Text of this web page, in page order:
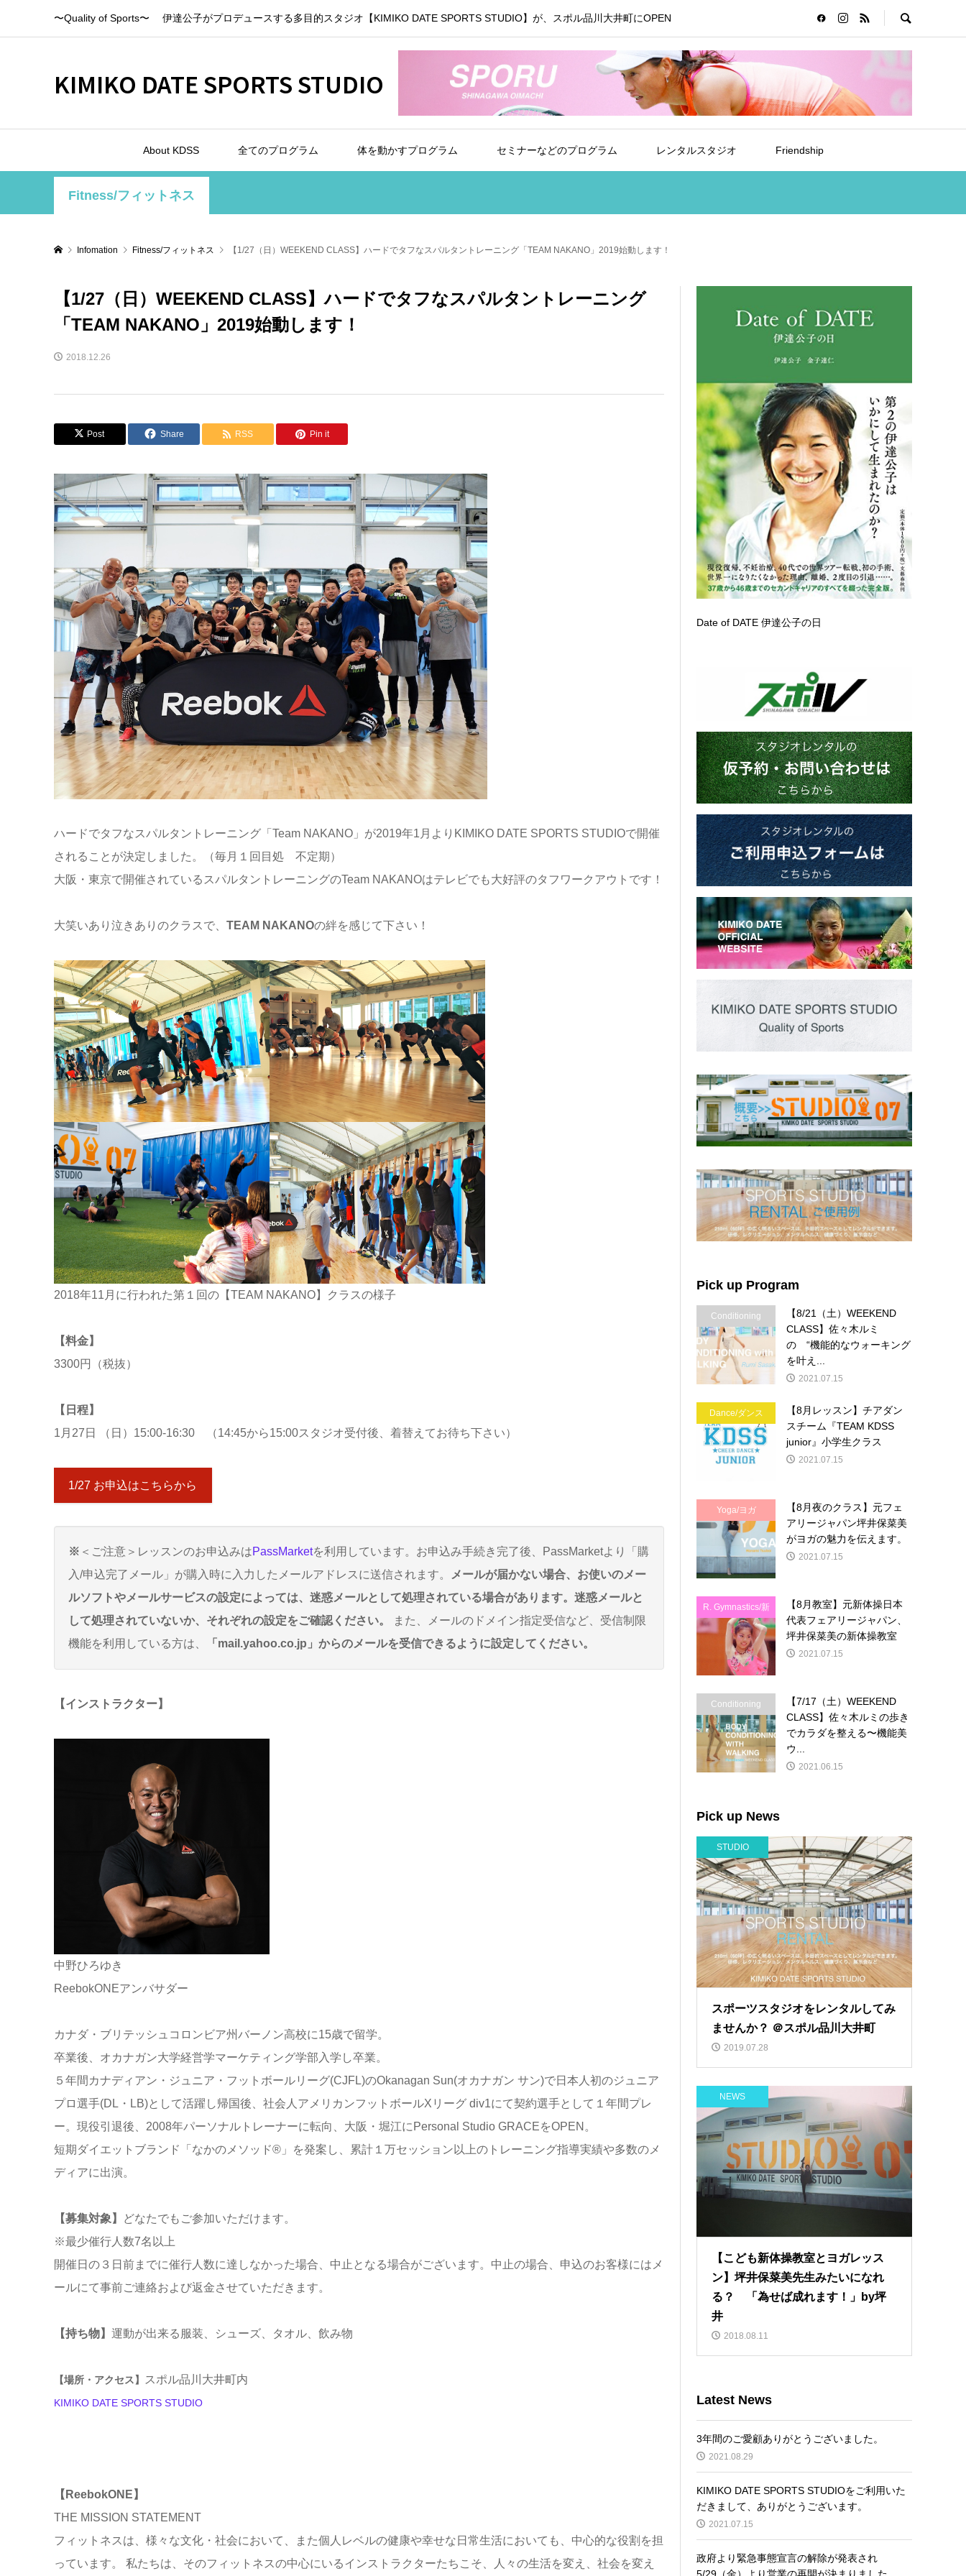
〜Quality of Sports〜 伊達公子がプロデュースする多目的スタジオ【KIMIKO DATE SPORTS STUDIO】が、スポル品川大井町にOPEN
KIMIKO DATE SPORTS STUDIO
About KDSS 全てのプログラム 体を動かすプログラム セミナーなどのプログラム レンタルスタジオ Friendship
Fitness/フィットネス
Infomation Fitness/フィットネス 【1/27（日）WEEKEND CLASS】ハードでタフなスパルタントレーニング「TEAM NAKANO」2019始動します！
【1/27（日）WEEKEND CLASS】ハードでタフなスパルタントレーニング
「TEAM NAKANO」2019始動します！
2018.12.26
Post Share RSS Pin it
ハードでタフなスパルタントレーニング「Team NAKANO」が2019年1月よりKIMIKO DATE SPORTS STUDIOで開催
されることが決定しました。（毎月１回目処 不定期）
大阪・東京で開催されているスパルタントレーニングのTeam NAKANOはテレビでも大好評のタフワークアウトです！
大笑いあり泣きありのクラスで、 TEAM NAKANOの絆を感じて下さい！
2018年11月に行われた第１回の【TEAM NAKANO】クラスの様子
【料金】
3300円（税抜）
【日程】
1月27日 （日）15:00-16:30 （14:45から15:00スタジオ受付後、着替えてお待ち下さい）
1/27 お申込はこちらから
※ ＜ご注意＞レッスンのお申込みはPassMarketを利用しています。お申込み手続き完了後、PassMarketより「購
入/申込完了メール」が購入時に入力したメールアドレスに送信されます。
メールが届かない場合、お使いのメー
ルソフトやメールサービスの設定によっては、迷惑メールとして処理されている場合があります。迷惑メールと
して処理されていないか、それぞれの設定をご確認ください。
また、メールのドメイン指定受信など、受信制限
機能を利用している方は、
「mail.yahoo.co.jp」からのメールを受信できるように設定してください。
【インストラクター】
中野ひろゆき
ReebokONEアンバサダー
カナダ・ブリテッシュコロンビア州バーノン高校に15歳で留学。
卒業後、オカナガン大学経営学マーケティング学部入学し卒業。
５年間カナディアン・ジュニア・フットボールリーグ(CJFL)のOkanagan Sun(オカナガン サン)で日本人初のジュニア
プロ選手(DL・LB)として活躍し帰国後、社会人アメリカンフットボールXリーグ div1にて契約選手として１年間プレ
ー。現役引退後、2008年パーソナルトレーナーに転向、大阪・堀江にPersonal Studio GRACEをOPEN。
短期ダイエットブランド「なかのメソッド®」を発案し、累計１万セッション以上のトレーニング指導実績や多数のメ
ディアに出演。
【募集対象】
どなたでもご参加いただけます。
※最少催行人数7名以上
開催日の３日前までに催行人数に達しなかった場合、中止となる場合がございます。中止の場合、申込のお客様にはメ
ールにて事前ご連絡および返金させていただきます。
【持ち物】 運動が出来る服装、シューズ、タオル、飲み物
【場所・アクセス】 スポル品川大井町内
KIMIKO DATE SPORTS STUDIO
【ReebokONE】
THE MISSION STATEMENT
フィットネスは、様々な文化・社会において、また個人レベルの健康や幸せな日常生活においても、中心的な役割を担
っています。 私たちは、そのフィットネスの中心にいるインストラクターたちこそ、人々の生活を変え、社会を変え
Date of DATE 伊達公子の日
Pick up Program
Conditioning
【8/21（土）WEEKEND
CLASS】佐々木ルミ
の “機能的なウォーキング
を叶え...
2021.07.15
Dance/ダンス
【8月レッスン】チアダン
スチーム『TEAM KDSS
junior』小学生クラス
2021.07.15
Yoga/ヨガ
【8月夜のクラス】元フェ
アリージャパン坪井保菜美
がヨガの魅力を伝えます。
2021.07.15
R. Gymnastics/新
体操
【8月教室】元新体操日本
代表フェアリージャパン、
坪井保菜美の新体操教室
2021.07.15
Conditioning
【7/17（土）WEEKEND
CLASS】佐々木ルミの歩き
でカラダを整える〜機能美
ウ...
2021.06.15
Pick up News
STUDIO
スポーツスタジオをレンタルしてみ
ませんか？ ＠スポル品川大井町
2019.07.28
NEWS
【こども新体操教室とヨガレッス
ン】坪井保菜美先生みたいになれ
る？ 「為せば成れます！」by坪
井
2018.08.11
Latest News
3年間のご愛顧ありがとうございました。
2021.08.29
KIMIKO DATE SPORTS STUDIOをご利用いた
だきまして、ありがとうございます。
2021.07.15
政府より緊急事態宣言の解除が発表され
5/29（金）より営業の再開が決まりました。